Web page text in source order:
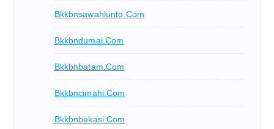
Bkkbnsawahlunto.com
Bkkbndumai.com
Bkkbnbatam.com
Bkkbncimahi.com
Bkkbnbekasi.com